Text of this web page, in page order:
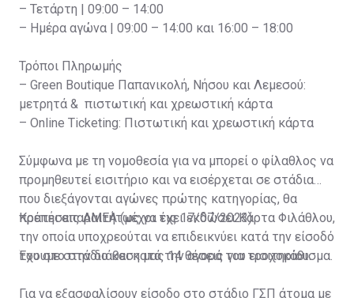
– Τετάρτη | 09:00 – 14:00
– Ημέρα αγώνα | 09:00 – 14:00 και 16:00 – 18:00
Τρόποι Πληρωμής
– Green Boutique Παπανικολή, Νήσου και Λεμεσού:
μετρητά & πιστωτική και χρεωστική κάρτα
– Online Ticketing: Πιστωτική και χρεωστική κάρτα
Σύμφωνα με τη νομοθεσία για να μπορεί ο φίλαθλος να
προμηθευτεί εισιτήριο και να εισέρχεται σε στάδια
που διεξάγονται αγώνες πρώτης κατηγορίας, θα
πρέπει απαραιτήτως να έχει εκδώσει Κάρτα Φιλάθλου,
την οποία υποχρεούται να επιδεικνύει κατά την είσοδό
του στο στάδιο και κατά την αγορά του εισιτηρίου.
Κρατήσεις ΑΜΕΑ (μέχρι τις 17/07/2023)
Έχουμε στην διάθεση μας 14 θέσεις για τροχοκάθισμα.
Για να εξασφαλίσουν είσοδο στο στάδιο ΓΣΠ άτομα με